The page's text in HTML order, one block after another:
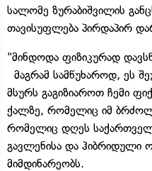
სალომე ზურაბიშვილის
თავისუფლება პირდაპირ
"მინდოდა ფიზიკურად
მაგრამ სამწუხაროდ, ეს
მსურს გაგიზიაროთ ჩემი
ქალზე, რომელიც იმ
რომელიც დღეს
გავლენისა და ჰიბრიდული
მიმდინარეობს.